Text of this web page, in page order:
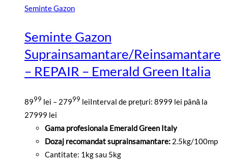
Seminte Gazon
Seminte Gazon
Suprainsamantare/Reinsamantare
– REPAIR – Emerald Green Italia
8999 lei – 27999 leiInterval de prețuri: 8999 lei până la
27999 lei
Gama profesionala Emerald Green Italy
Dozaj recomandat suprainsamantare: 2.5kg/100mp
Cantitate: 1kg sau 5kg